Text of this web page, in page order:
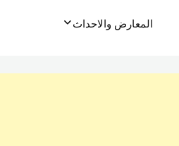
المعارض والاحداث